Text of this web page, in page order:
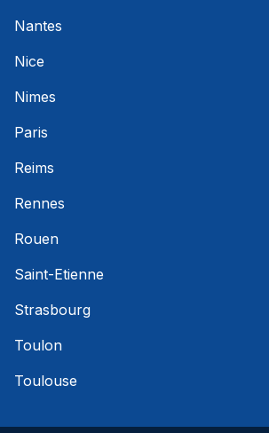
Nantes
Nice
Nimes
Paris
Reims
Rennes
Rouen
Saint-Etienne
Strasbourg
Toulon
Toulouse